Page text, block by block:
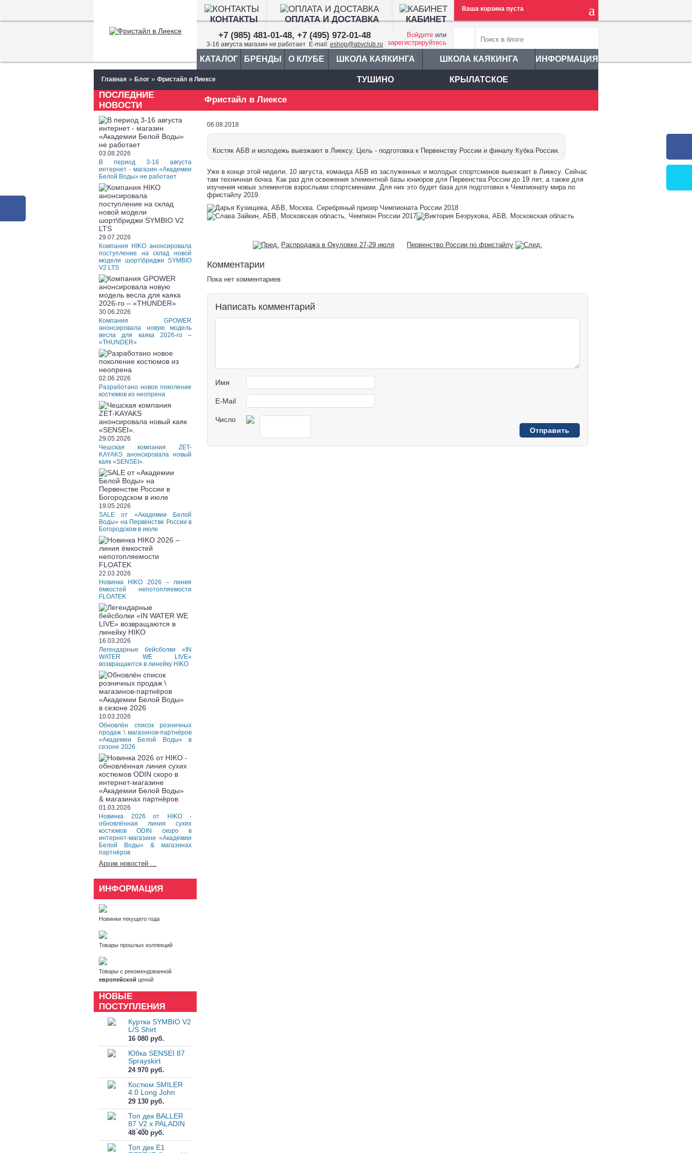
КОНТАКТЫ ОПЛАТА И ДОСТАВКА КАБИНЕТ
Ваша корзина пуста
+7 (985) 481-01-48, +7 (495) 972-01-48
3-16 августа магазин не работает E-mail: eshop@abvclub.ru
Войдите или
зарегистрируйтесь
КАТАЛОГ БРЕНДЫ О КЛУБЕ ШКОЛА КАЯКИНГА
ТУШИНО
ШКОЛА КАЯКИНГА
КРЫЛАТСКОЕ
ИНФОРМАЦИЯ
Главная » Блог » Фристайл в Лиексе
ПОСЛЕДНИЕ
НОВОСТИ
03.08.2026
В период 3-16 августа
интернет - магазин «Академии
Белой Воды» не работает
29.07.2026
Компания HIKO анонсировала
поступление на склад новой
модели шорт\бриджи SYMBIO
V2 LTS
30.06.2026
Компания GPOWER
анонсировала новую модель
весла для каяка 2026-го –
«THUNDER»
02.06.2026
Разработано новое поколение
костюмов из неопрена
29.05.2026
Чешская компания ZET-
KAYAKS анонсировала новый
каяк «SENSEI».
19.05.2026
SALE от «Академии Белой
Воды» на Первенстве России в
Богородском в июле
22.03.2026
Новинка HIKO 2026 – линия
ёмкостей непотопляемости
FLOATEK
16.03.2026
Легендарные бейсболки «IN
WATER WE LIVE»
возвращаются в линейку HIKO
10.03.2026
Обновлён список розничных
продаж \ магазинов-партнёров
«Академии Белой Воды» в
сезоне 2026
01.03.2026
Новинка 2026 от HIKO -
обновлённая линия сухих
костюмов ODIN скоро в
интернет-магазине «Академии
Белой Воды» & магазинах
партнёров
Архив новостей ...
ИНФОРМАЦИЯ
Новинки текущего года
Товары прошлых коллекций
Товары с рекомендованной
европейской ценой
НОВЫЕ
ПОСТУПЛЕНИЯ
Куртка SYMBIO V2
L/S Shirt
16 080 руб.
Юбка SENSEI 87
Sprayskirt
24 970 руб.
Костюм SMILER
4.0 Long John
29 130 руб.
Топ дек BALLER
87 V2 x PALADIN
L\S Tpdc
48 400 руб.
Топ дек E1
Фристайл в Лиексе
06.08.2018
Костяк АБВ и молодежь выезжают в Лиексу. Цель - подготовка к Первенству России и финалу Кубка России.
Уже в конце этой недели, 10 августа, команда АБВ из заслуженных и молодых спортсменов выезжает в Лиексу. Сейчас
там техничная бочка. Как раз для освежения элементной базы юниоров для Первенства России до 19 лет, а также для
изучения новых элементов взрослыми спортсменами. Для них это будет база для подготовки к Чемпионату мира по
фристайлу 2019.
Распродажа в Окуловке 27-29 июля Первенство России по фристайлу
Комментарии
Пока нет комментариев
Написать комментарий
Имя
E-Mail
Число